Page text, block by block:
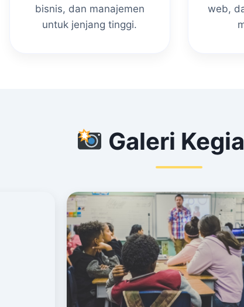
bisnis, dan manajemen
untuk jenjang tinggi.
web,
Galeri